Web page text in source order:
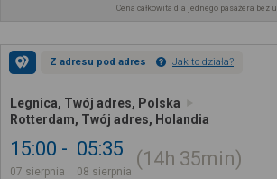
Cena całkowita dla jednego pasażera bez
Z adresu pod adres Jak to działa?
Legnica, Twój adres, Polska
Rotterdam, Twój adres, Holandia
15:00
07 sierpnia
05:35
08 sierpnia
14h 35min